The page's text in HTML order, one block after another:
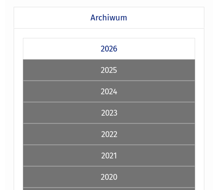
Archiwum
2026
2025
2024
2023
2022
2021
2020